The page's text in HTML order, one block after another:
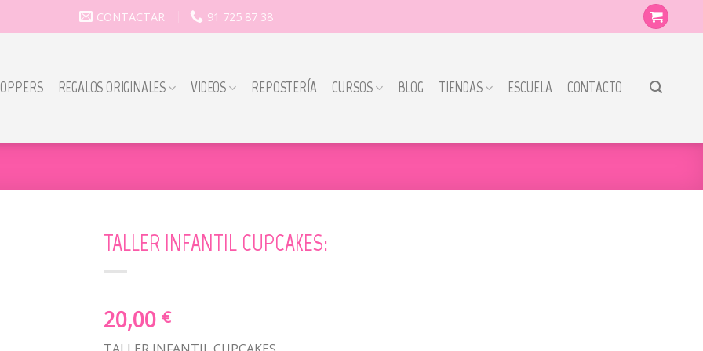
CONTACTAR 91 725 87 38
REGALOS ORIGINALES VIDEOS REPOSTERÍA CURSOS BLOG TIENDAS ESCUELA CONTACTO
TALLER INFANTIL CUPCAKES:
20,00 €